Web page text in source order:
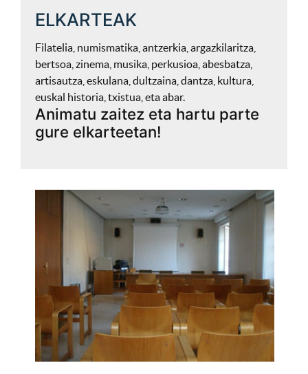
ELKARTEAK
Filatelia, numismatika, antzerkia, argazkilaritza,
bertsoa, zinema, musika, perkusioa, abesbatza,
artisautza, eskulana, dultzaina, dantza, kultura,
euskal historia, txistua, eta abar.
Animatu zaitez eta hartu parte
gure elkarteetan!